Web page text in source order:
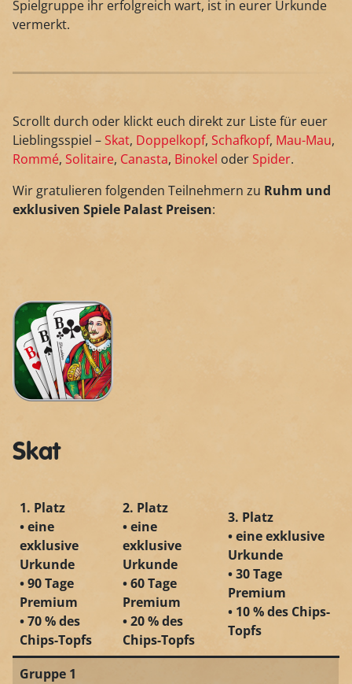
Spielgruppe ihr erfolgreich wart, ist in eurer Urkunde
vermerkt.
Scrollt durch oder klickt euch direkt zur Liste für euer
Lieblingsspiel –Skat, Doppelkopf, Schafkopf, Mau-Mau,
Rommé, Solitaire, Canasta, Binokel oderSpider.
Wir gratulieren folgenden Teilnehmern zu Ruhm und
exklusiven Spiele Palast Preisen:
Skat
1. Platz
• eine
exklusive
Urkunde
• 90 Tage
Premium
• 70 % des
Chips-Topfs
2. Platz
• eine
exklusive
Urkunde
• 60 Tage
Premium
• 20 % des
Chips-Topfs
3. Platz
• eine exklusive
Urkunde
• 30 Tage
Premium
• 10 % des Chips-
Topfs
Gruppe 1